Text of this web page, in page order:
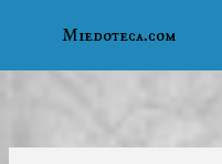
Miedoteca.com